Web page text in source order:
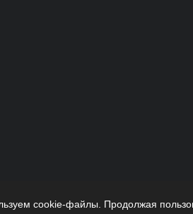
cookie-файлы. Продолжая